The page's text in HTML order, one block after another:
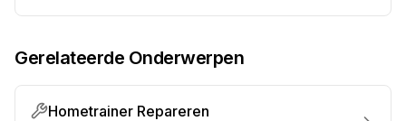
Gerelateerde Onderwerpen
Hometrainer Repareren